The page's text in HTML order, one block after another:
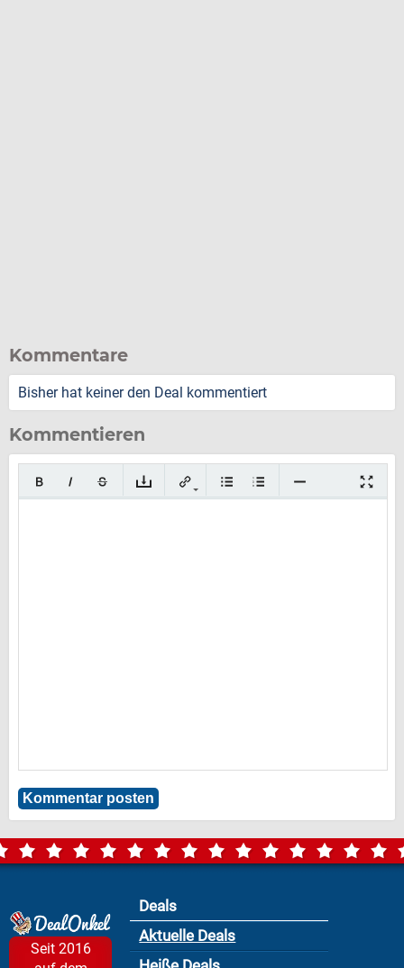
Kommentare
Bisher hat keiner den Deal kommentiert
Kommentieren
Seit 2016
Deals
Aktuelle Deals